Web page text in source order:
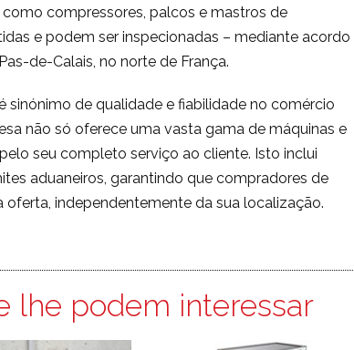
compressores, palcos e mastros de
e podem ser inspecionadas – mediante acordo
de-Calais, no norte de França.
sinónimo de qualidade e fiabilidade no comércio
não só oferece uma vasta gama de máquinas e
seu completo serviço ao cliente. Isto inclui
aduaneiros, garantindo que compradores de
independentemente da sua localização.
lhe podem interessar